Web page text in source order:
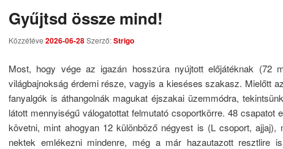
Gyűjtsd össze mind!
Közzétéve 2026-06-28Szerző:Strigo
Most, hogy vége az igazán hosszúra nyújtott előjátéknak (72
világbajnokság érdemi része, vagyis a kieséses szakasz. Mielőtt
fanyalgók is áthangolnák magukat éjszakai üzemmódra,
látott mennyiségű válogatottat felmutató csoportkörre. 48 csapatot
követni, mint ahogyan 12 különböző négyest is (L csoport, ajjaj),
nektek emlékezni mindenre, még a már hazautazott resztlire